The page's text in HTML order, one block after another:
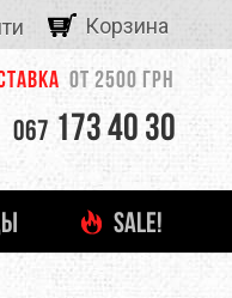
Корзина
от 2500 грн
067 173 40 30
БОРДЫ
SALE!